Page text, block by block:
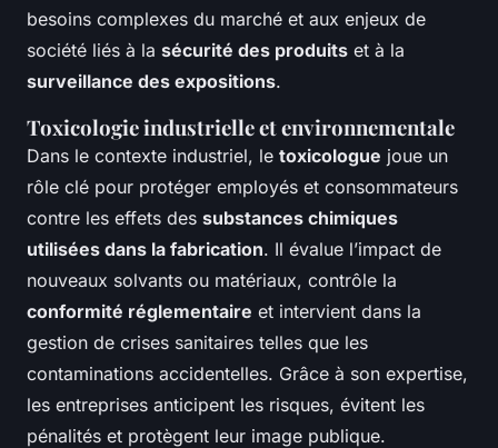
besoins complexes du marché et aux enjeux de
société liés à la sécurité des produits et à la
surveillance des expositions.
Toxicologie industrielle et environnementale
Dans le contexte industriel, le toxicologue joue un
rôle clé pour protéger employés et consommateurs
contre les effets des substances chimiques
utilisées dans la fabrication. Il évalue l’impact de
nouveaux solvants ou matériaux, contrôle la
conformité réglementaire et intervient dans la
gestion de crises sanitaires telles que les
contaminations accidentelles. Grâce à son expertise,
les entreprises anticipent les risques, évitent les
pénalités et protègent leur image publique.